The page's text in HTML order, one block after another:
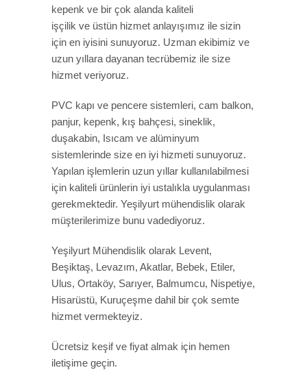
kepenk ve bir çok alanda kaliteli
işçilik ve üstün hizmet anlayışımız ile sizin
için en iyisini sunuyoruz. Uzman ekibimiz ve
uzun yıllara dayanan tecrübemiz ile size
hizmet veriyoruz.
PVC kapı ve pencere sistemleri, cam balkon,
panjur, kepenk, kış bahçesi, sineklik,
duşakabin, Isıcam ve alüminyum
sistemlerinde size en iyi hizmeti sunuyoruz.
Yapılan işlemlerin uzun yıllar kullanılabilmesi
için kaliteli ürünlerin iyi ustalıkla uygulanması
gerekmektedir. Yeşilyurt mühendislik olarak
müşterilerimize bunu vadediyoruz.
Yeşilyurt Mühendislik olarak Levent,
Beşiktaş, Levazım, Akatlar, Bebek, Etiler,
Ulus, Ortaköy, Sarıyer, Balmumcu, Nispetiye,
Hisarüstü, Kuruçeşme dahil bir çok semte
hizmet vermekteyiz.
Ücretsiz keşif ve fiyat almak için hemen
iletişime geçin.